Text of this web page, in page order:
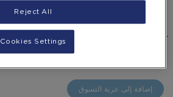
images
gallery
the
images
gallery
٢٥٠٬٠٠٠ ل.ل.‏ يشمل ضريبة القيمة المضافة
+
إضافة إلى عربة التسوق
Reject All
Cookies Settings